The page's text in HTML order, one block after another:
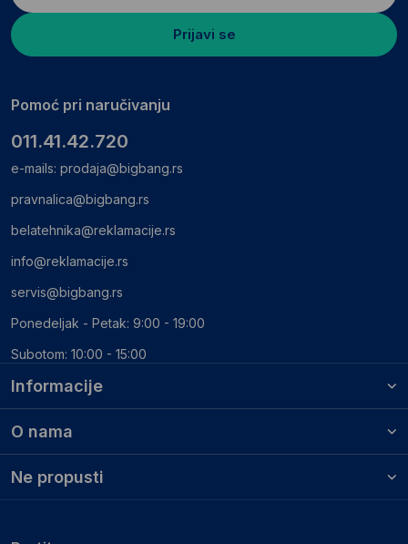
Informacije
O nama
Ne propusti
Prijavi se
Pomoć pri naručivanju
011.41.42.720
e-mails: prodaja@bigbang.rs
pravnalica@bigbang.rs
belatehnika@reklamacije.rs
info@reklamacije.rs
servis@bigbang.rs
Ponedeljak - Petak: 9:00 - 19:00
Subotom: 10:00 - 15:00